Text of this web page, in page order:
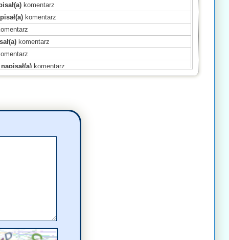
komentarz
komentarz
komentarz
komentarz
komentarz